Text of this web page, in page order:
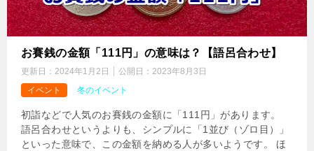
お賽銭の金額「111円」の意味は？【語呂合わせ】
更新日： 2024年1月2日 公開日： 2023年8月3日
イベント
冬のイベント
初詣などで人気のお賽銭の金額に「111円」があります。
語呂合わせというよりも、シンプルに「1並び（ゾロ目）」
といった意味で、この金額を納める人が多いようです。 ほ